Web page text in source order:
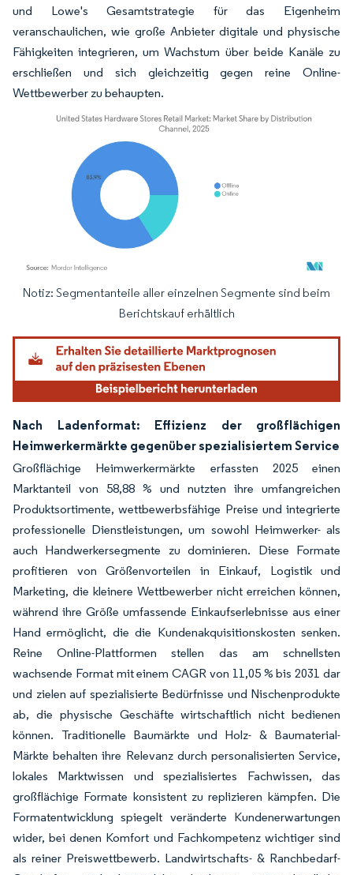
und Lowe's Gesamtstrategie für das Eigenheim
veranschaulichen, wie große Anbieter digitale und physische
Fähigkeiten integrieren, um Wachstum über beide Kanäle zu
erschließen und sich gleichzeitig gegen reine Online-
Wettbewerber zu behaupten.
Bild © Mordor Intelligence. Wiederverwendung erfordert Namensnennung
Notiz: Segmentanteile aller einzelnen Segmente sind beim
Berichtskauf erhältlich
Nach Ladenformat: Effizienz der großflächigen
Heimwerkermärkte gegenüber spezialisiertem Service
Großflächige Heimwerkermärkte erfassten 2025 einen
Marktanteil von 58,88 % und nutzten ihre umfangreichen
Produktsortimente, wettbewerbsfähige Preise und integrierte
professionelle Dienstleistungen, um sowohl Heimwerker- als
auch Handwerkersegmente zu dominieren. Diese Formate
profitieren von Größenvorteilen in Einkauf, Logistik und
Marketing, die kleinere Wettbewerber nicht erreichen können,
während ihre Größe umfassende Einkaufserlebnisse aus einer
Hand ermöglicht, die die Kundenakquisitionskosten senken.
Reine Online-Plattformen stellen das am schnellsten
wachsende Format mit einem CAGR von 11,05 % bis 2031 dar
und zielen auf spezialisierte Bedürfnisse und Nischenprodukte
ab, die physische Geschäfte wirtschaftlich nicht bedienen
können. Traditionelle Baumärkte und Holz- & Baumaterial-
Märkte behalten ihre Relevanz durch personalisierten Service,
lokales Marktwissen und spezialisiertes Fachwissen, das
großflächige Formate konsistent zu replizieren kämpfen. Die
Formatentwicklung spiegelt veränderte Kundenerwartungen
wider, bei denen Komfort und Fachkompetenz wichtiger sind
als reiner Preiswettbewerb. Landwirtschafts- & Ranchbedarf-